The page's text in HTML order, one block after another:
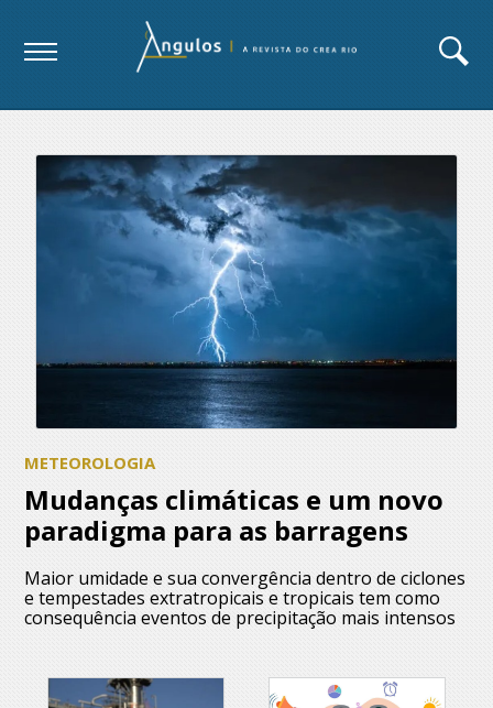
METEOROLOGIA
Mudanças climáticas e um novo
paradigma para as barragens
Maior umidade e sua convergência dentro de ciclones
e tempestades extratropicais e tropicais tem como
consequência eventos de precipitação mais intensos